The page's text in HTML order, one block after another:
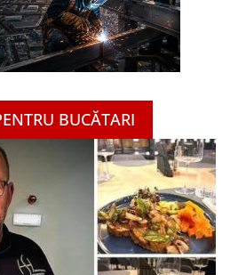
BUCĂTARI